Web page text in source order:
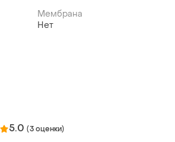
Мембрана
Нет
5.0 (3 оценки)